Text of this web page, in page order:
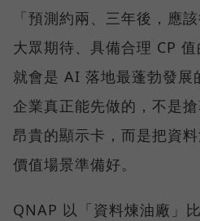
「預測約兩、三年後，應
大眾期待、具備合理 CP
就會是 AI 落地最蓬勃發展
企業真正能先做的，不是
昂貴的顯示卡，而是把資
價值場景準備好。
QNAP 以「資料煉油廠」